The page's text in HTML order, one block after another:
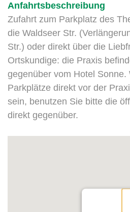
Anfahrtsbeschreibung
Zufahrt zum Parkplatz des
die Waldseer Str.
Str.) oder direkt über die
Ortskundige: die Praxis
gegenüber vom Hotel Sonne.
Parkplätze direkt vor der
sein, benutzen Sie bitte die
direkt gegenüber.